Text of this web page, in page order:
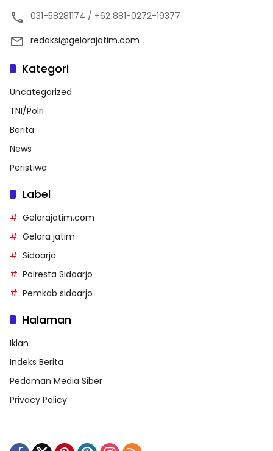
031-58281174 / +62 881-0272-19377
redaksi@gelorajatim.com
Kategori
Uncategorized
TNI/Polri
Berita
News
Peristiwa
Label
Gelorajatim.com
Gelora jatim
Sidoarjo
Polresta Sidoarjo
Pemkab sidoarjo
Halaman
Iklan
Indeks Berita
Pedoman Media Siber
Privacy Policy